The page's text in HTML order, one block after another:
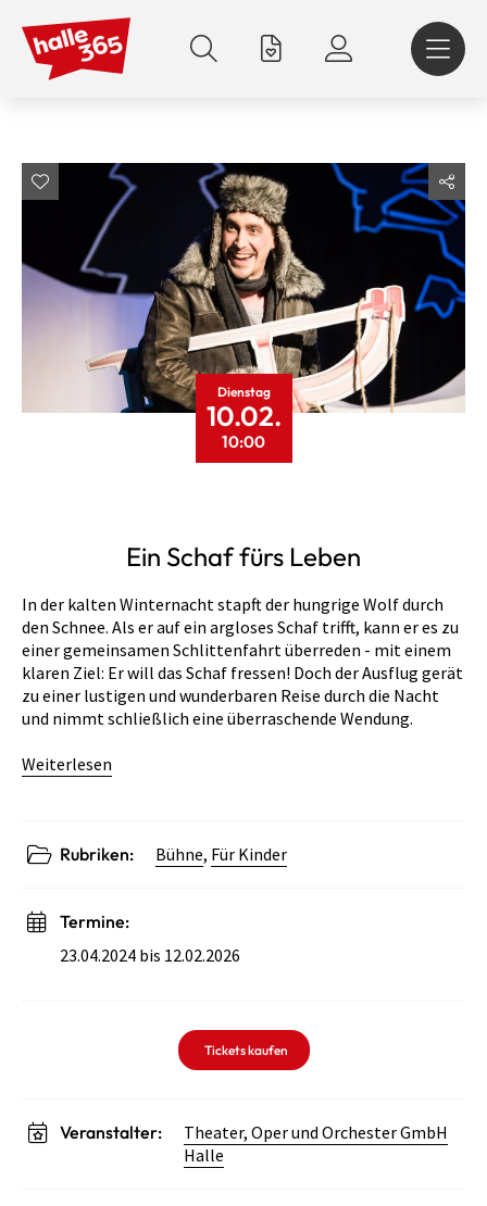
zum
Inhalt
Dienstag
10.02.
10:00
Ein Schaf fürs Leben
In der kalten Winternacht stapft der hungrige Wolf durch
den Schnee. Als er auf ein argloses Schaf trifft, kann er es zu
einer gemeinsamen Schlittenfahrt überreden - mit einem
klaren Ziel: Er will das Schaf fressen! Doch der Ausflug gerät
zu einer lustigen und wunderbaren Reise durch die Nacht
und nimmt schließlich eine überraschende Wendung.
Weiterlesen
Rubriken: Bühne, Für Kinder
Termine:
23.04.2024 bis 12.02.2026
Tickets kaufen
Veranstalter:
Theater, Oper und Orchester GmbH
Halle